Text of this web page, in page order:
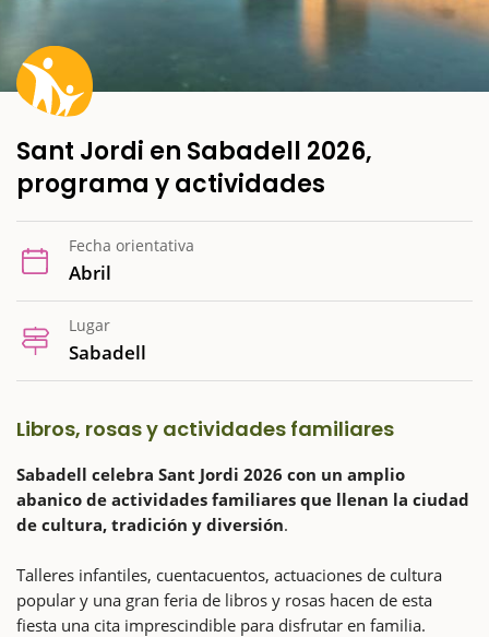
Sant Jordi en Sabadell 2026,
programa y actividades
Fecha orientativa
Abril
Lugar
Sabadell
Libros, rosas y actividades familiares
Sabadell celebra Sant Jordi 2026 con un amplio
abanico de actividades familiares que llenan la ciudad
de cultura, tradición y diversión.
Talleres infantiles, cuentacuentos, actuaciones de cultura
popular y una gran feria de libros y rosas hacen de esta
fiesta una cita imprescindible para disfrutar en familia.